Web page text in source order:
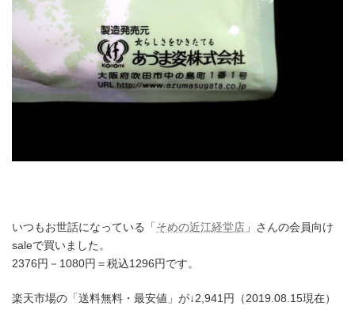
いつもお世話になっている「そめの近江経堂店 」さんの会員向け
saleで買いました。
2376円－1080円＝税込1296円です。
楽天市場の「送料無料・最安値」が↓2,941円（2019.08.15現在）